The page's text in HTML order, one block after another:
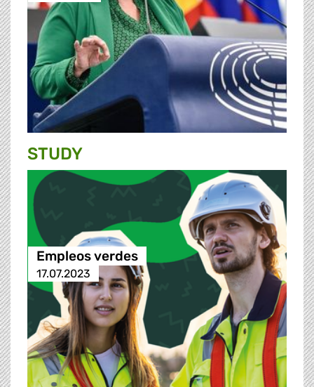
STUDY
Empleos verdes
17.07.2023